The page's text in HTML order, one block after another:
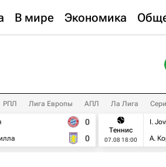
В мире Экономика
РПЛ Лига Европы АПЛ Ла Лига
0
0
Теннис
07.08 18:00
I.
А.